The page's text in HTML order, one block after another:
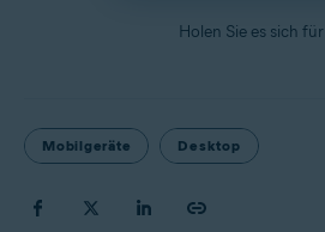
Holen Sie es sich für
Mobilgeräte Desktop